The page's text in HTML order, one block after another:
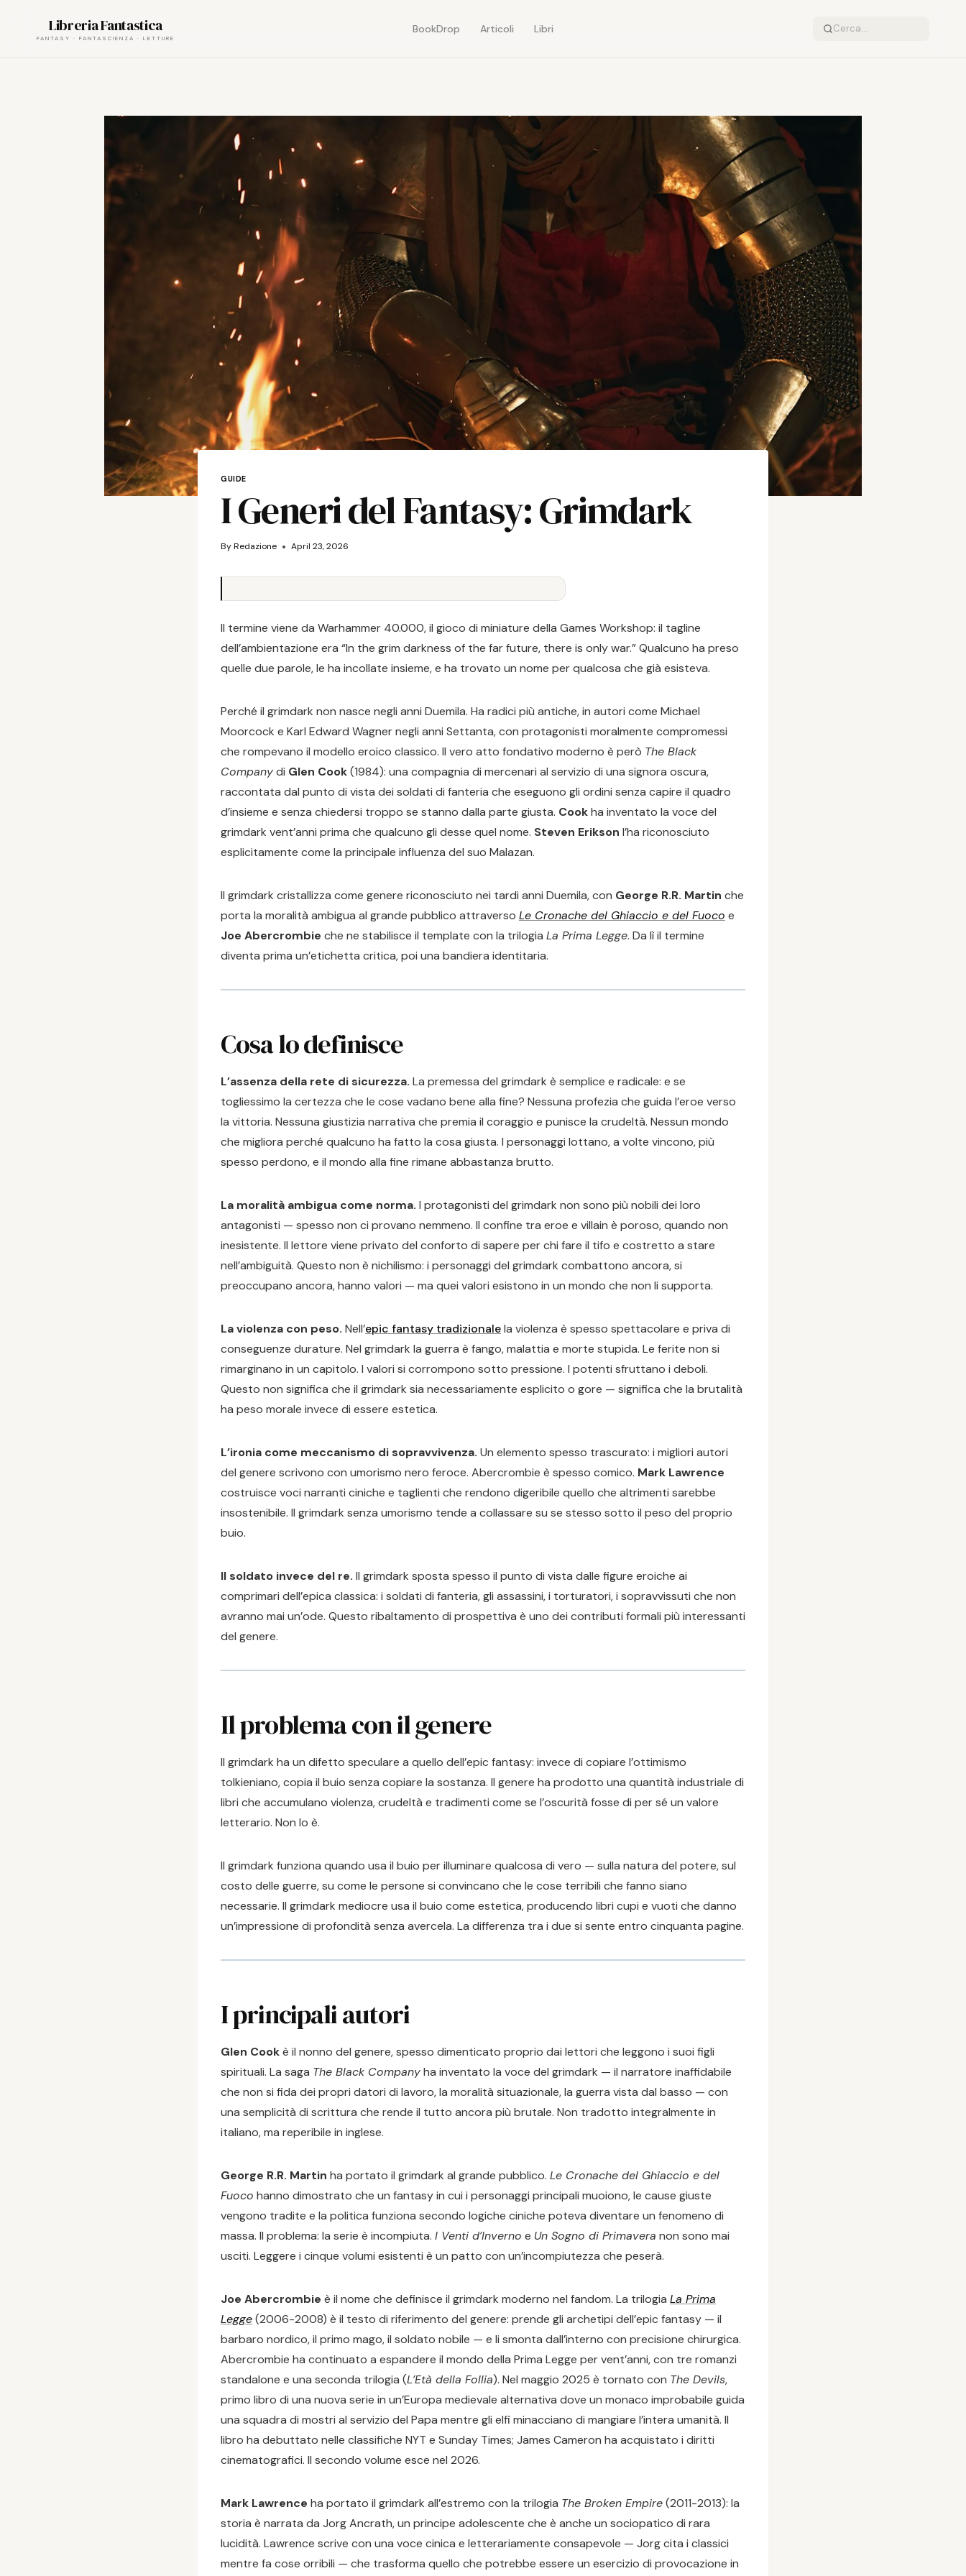
content
Libreria Fantastica BookDrop Articoli Libri
GUIDE
I Generi del Fantasy: Grimdark
ByRedazione April 23, 2026
Il termine viene da Warhammer 40.000, il gioco di miniature della Games Workshop: il tagline
dell’ambientazione era “In the grim darkness of the far future, there is only war.” Qualcuno ha preso
quelle due parole, le ha incollate insieme, e ha trovato un nome per qualcosa che già esisteva.
Perché il grimdark non nasce negli anni Duemila. Ha radici più antiche, in autori come Michael
Moorcock e Karl Edward Wagner negli anni Settanta, con protagonisti moralmente compromessi
che rompevano il modello eroico classico. Il vero atto fondativo moderno è però The Black
Companydi Glen Cook(1984): una compagnia di mercenari al servizio di una signora oscura,
raccontata dal punto di vista dei soldati di fanteria che eseguono gli ordini senza capire il quadro
d’insieme e senza chiedersi troppo se stanno dalla parte giusta. Cookha inventato la voce del
grimdark vent’anni prima che qualcuno gli desse quel nome. Steven Erikson l’ha riconosciuto
esplicitamente come la principale influenza del suo Malazan.
Il grimdark cristallizza come genere riconosciuto nei tardi anni Duemila, con George R.R. Martin che
porta la moralità ambigua al grande pubblico attraverso Le Cronache del Ghiaccio e del Fuoco e
Joe Abercrombie che ne stabilisce il template con la trilogia La Prima Legge. Da lì il termine
diventa prima un’etichetta critica, poi una bandiera identitaria.
Cosa lo definisce
L’assenza della rete di sicurezza. La premessa del grimdark è semplice e radicale: e se
togliessimo la certezza che le cose vadano bene alla fine? Nessuna profezia che guida l’eroe verso
la vittoria. Nessuna giustizia narrativa che premia il coraggio e punisce la crudeltà. Nessun mondo
che migliora perché qualcuno ha fatto la cosa giusta. I personaggi lottano, a volte vincono, più
spesso perdono, e il mondo alla fine rimane abbastanza brutto.
La moralità ambigua come norma. I protagonisti del grimdark non sono più nobili dei loro
antagonisti — spesso non ci provano nemmeno. Il confine tra eroe e villain è poroso, quando non
inesistente. Il lettore viene privato del conforto di sapere per chi fare il tifo e costretto a stare
nell’ambiguità. Questo non è nichilismo: i personaggi del grimdark combattono ancora, si
preoccupano ancora, hanno valori — ma quei valori esistono in un mondo che non li supporta.
La violenza con peso. Nell’epic fantasy tradizionalela violenza è spesso spettacolare e priva di
conseguenze durature. Nel grimdark la guerra è fango, malattia e morte stupida. Le ferite non si
rimarginano in un capitolo. I valori si corrompono sotto pressione. I potenti sfruttano i deboli.
Questo non significa che il grimdark sia necessariamente esplicito o gore — significa che la brutalità
ha peso morale invece di essere estetica.
L’ironia come meccanismo di sopravvivenza. Un elemento spesso trascurato: i migliori autori
del genere scrivono con umorismo nero feroce. Abercrombie è spesso comico. Mark Lawrence
costruisce voci narranti ciniche e taglienti che rendono digeribile quello che altrimenti sarebbe
insostenibile. Il grimdark senza umorismo tende a collassare su se stesso sotto il peso del proprio
buio.
Il soldato invece del re. Il grimdark sposta spesso il punto di vista dalle figure eroiche ai
comprimari dell’epica classica: i soldati di fanteria, gli assassini, i torturatori, i sopravvissuti che non
avranno mai un’ode. Questo ribaltamento di prospettiva è uno dei contributi formali più interessanti
del genere.
Il problema con il genere
Il grimdark ha un difetto speculare a quello dell’epic fantasy: invece di copiare l’ottimismo
tolkieniano, copia il buio senza copiare la sostanza. Il genere ha prodotto una quantità industriale di
libri che accumulano violenza, crudeltà e tradimenti come se l’oscurità fosse di per sé un valore
letterario. Non lo è.
Il grimdark funziona quando usa il buio per illuminare qualcosa di vero — sulla natura del potere, sul
costo delle guerre, su come le persone si convincano che le cose terribili che fanno siano
necessarie. Il grimdark mediocre usa il buio come estetica, producendo libri cupi e vuoti che danno
un’impressione di profondità senza avercela. La differenza tra i due si sente entro cinquanta pagine.
I principali autori
Glen Cookè il nonno del genere, spesso dimenticato proprio dai lettori che leggono i suoi figli
spirituali. La saga The Black Companyha inventato la voce del grimdark — il narratore inaffidabile
che non si fida dei propri datori di lavoro, la moralità situazionale, la guerra vista dal basso — con
una semplicità di scrittura che rende il tutto ancora più brutale. Non tradotto integralmente in
italiano, ma reperibile in inglese.
George R.R. Martin ha portato il grimdark al grande pubblico. Le Cronache del Ghiaccio e del
Fuoco hanno dimostrato che un fantasy in cui i personaggi principali muoiono, le cause giuste
vengono tradite e la politica funziona secondo logiche ciniche poteva diventare un fenomeno di
massa. Il problema: la serie è incompiuta. I Venti d’Inverno e Un Sogno di Primavera non sono mai
usciti. Leggere i cinque volumi esistenti è un patto con un’incompiutezza che peserà.
Joe Abercrombie è il nome che definisce il grimdark moderno nel fandom. La trilogia La Prima
Legge(2006-2008) è il testo di riferimento del genere: prende gli archetipi dell’epic fantasy — il
barbaro nordico, il primo mago, il soldato nobile — e li smonta dall’interno con precisione chirurgica.
Abercrombie ha continuato a espandere il mondo della Prima Legge per vent’anni, con tre romanzi
standalone e una seconda trilogia (L’Età della Follia). Nel maggio 2025 è tornato con The Devils,
primo libro di una nuova serie in un’Europa medievale alternativa dove un monaco improbabile guida
una squadra di mostri al servizio del Papa mentre gli elfi minacciano di mangiare l’intera umanità. Il
libro ha debuttato nelle classifiche NYT e Sunday Times; James Cameron ha acquistato i diritti
cinematografici. Il secondo volume esce nel 2026.
Mark Lawrence ha portato il grimdark all’estremo con la trilogia The Broken Empire(2011-2013): la
storia è narrata da Jorg Ancrath, un principe adolescente che è anche un sociopatico di rara
lucidità. Lawrence scrive con una voce cinica e letterariamente consapevole — Jorg cita i classici
mentre fa cose orribili — che trasforma quello che potrebbe essere un esercizio di provocazione in